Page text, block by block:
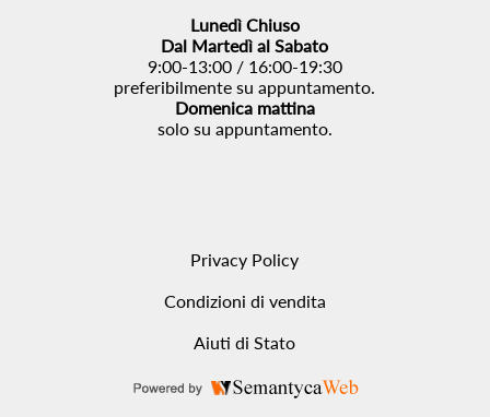
Lunedì Chiuso
Dal Martedì al Sabato
9:00-13:00 / 16:00-19:30
preferibilmente su appuntamento.
Domenica mattina
solo su appuntamento.
Privacy Policy
Condizioni di vendita
Aiuti di Stato